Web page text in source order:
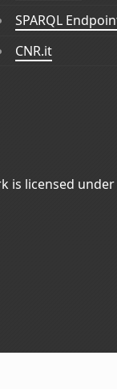
SPARQL
CNR.it
is licensed under